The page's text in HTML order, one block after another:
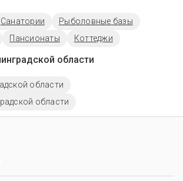
Санатории
Рыболовные базы
Пансионаты Коттеджи
области
области
области